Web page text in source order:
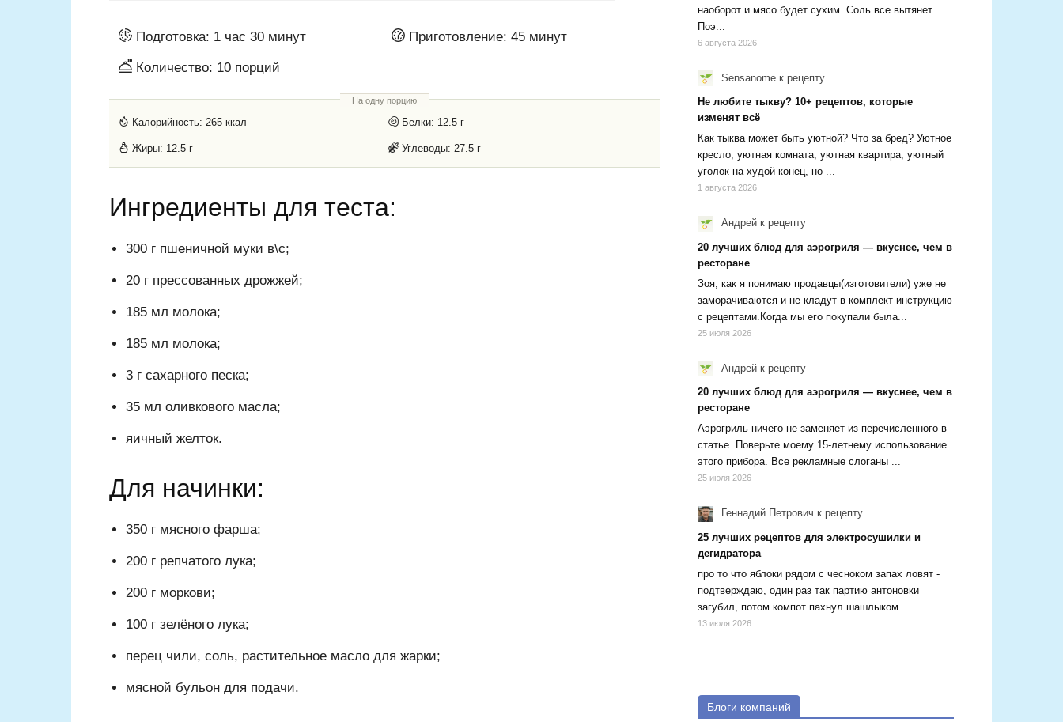
Подготовка: 1 час 30 минут Приготовление: 45 минут
Количество: 10 порций
На одну порцию
Калорийность: 265 ккал Белки: 12.5 г
Жиры: 12.5 г Углеводы: 27.5 г
Ингредиенты для теста:
300 г пшеничной муки в\с;
20 г прессованных дрожжей;
185 мл молока;
185 мл молока;
3 г сахарного песка;
35 мл оливкового масла;
яичный желток.
Для начинки:
350 г мясного фарша;
200 г репчатого лука;
200 г моркови;
100 г зелёного лука;
перец чили, соль, растительное масло для жарки;
мясной бульон для подачи.
наоборот и мясо будет сухим. Соль все вытянет.
Поэ...
6 августа 2026
Sensanome к рецепту
Не любите тыкву? 10+ рецептов, которые
изменят всё
Как тыква может быть уютной? Что за бред? Уютное
кресло, уютная комната, уютная квартира, уютный
уголок на худой конец, но ...
1 августа 2026
Андрей к рецепту
20 лучших блюд для аэрогриля — вкуснее, чем в
ресторане
Зоя, как я понимаю продавцы(изготовители) уже не
заморачиваются и не кладут в комплект инструкцию
с рецептами.Когда мы его покупали была...
25 июля 2026
Андрей к рецепту
20 лучших блюд для аэрогриля — вкуснее, чем в
ресторане
Аэрогриль ничего не заменяет из перечисленного в
статье. Поверьте моему 15-летнему использование
этого прибора. Все рекламные слоганы ...
25 июля 2026
Геннадий Петрович к рецепту
25 лучших рецептов для электросушилки и
дегидратора
про то что яблоки рядом с чесноком запах ловят -
подтверждаю, один раз так партию антоновки
загубил, потом компот пахнул шашлыком....
13 июля 2026
Блоги компаний